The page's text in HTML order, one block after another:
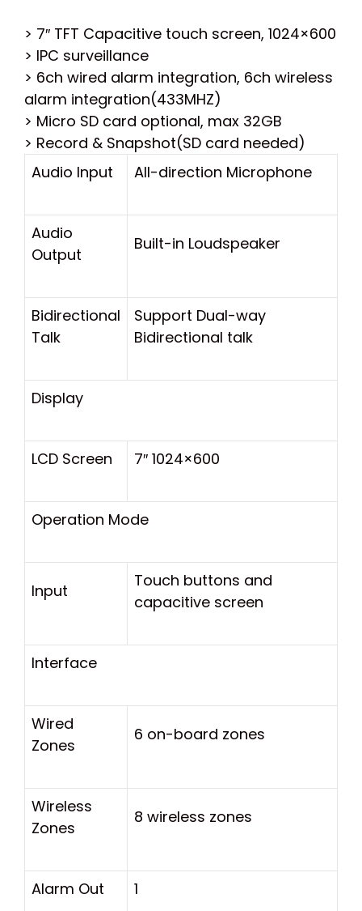
> 7″ TFT Capacitive touch screen, 1024×600
> IPC surveillance
> 6ch wired alarm integration, 6ch wireless
alarm integration(433MHZ)
> Micro SD card optional, max 32GB
> Record & Snapshot(SD card needed)
Audio Input
All-direction Microphone
Audio
Output
Built-in Loudspeaker
Bidirectional
Talk
Support Dual-way
Bidirectional talk
Display
LCD Screen 7″ 1024×600
Operation Mode
Input
Touch buttons and
capacitive screen
Interface
Wired
Zones
6 on-board zones
Wireless
Zones
8 wireless zones
Alarm Out 1